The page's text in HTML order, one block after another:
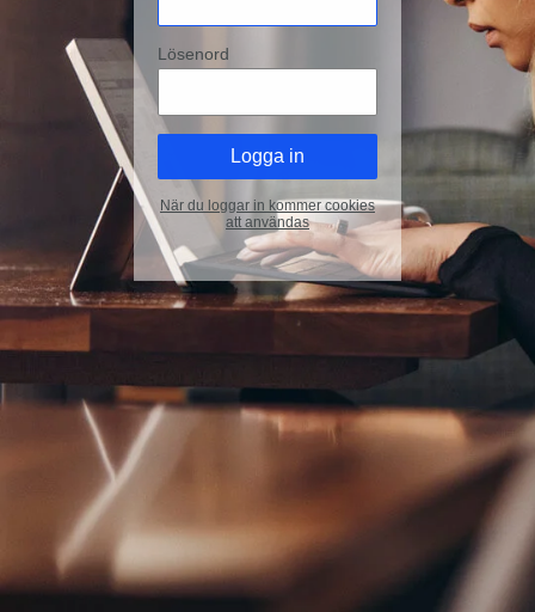
Lösenord
När du loggar in kommer cookies
att användas